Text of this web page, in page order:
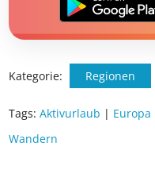
DEIN
Exklusiv: Nur in der ab
☀️ Bis zu 1.000 €
🧝 Konto anlegen
✅ Sommer